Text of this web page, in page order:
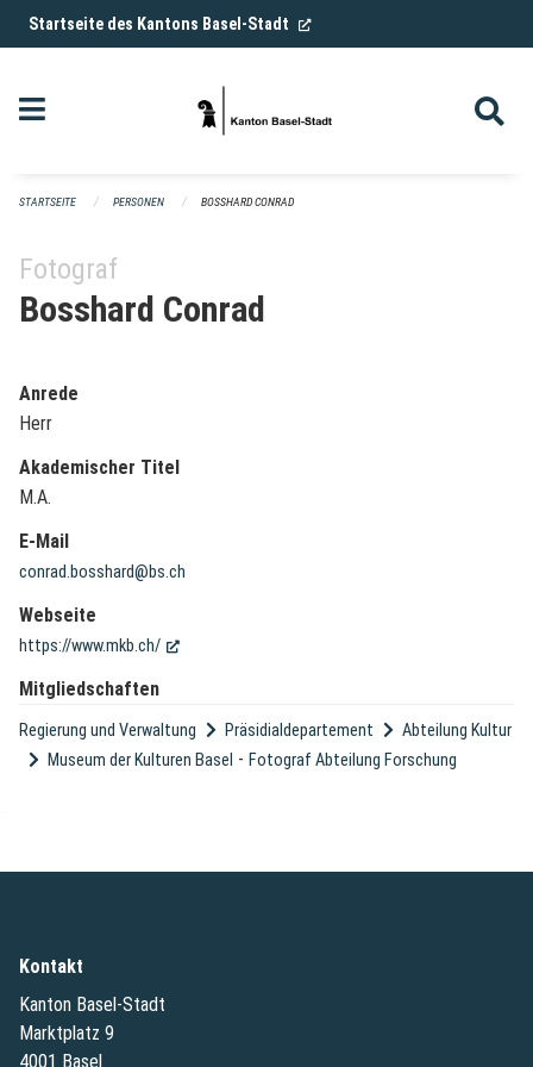
Navigation überspringen
Startseite des Kantons Basel-Stadt (External Link)
STARTSEITE PERSONEN BOSSHARD CONRAD
Fotograf
Bosshard Conrad
Anrede
Herr
Akademischer Titel
M.A.
E-Mail
conrad.bosshard@bs.ch
Webseite
https://www.mkb.ch/ (External Link)
Mitgliedschaften
Regierung und Verwaltung Präsidialdepartement
Abteilung Kultur
Museum der Kulturen Basel -Fotograf Abteilung Forschung
Kontakt
Kanton Basel-Stadt
Marktplatz 9
4001 Basel